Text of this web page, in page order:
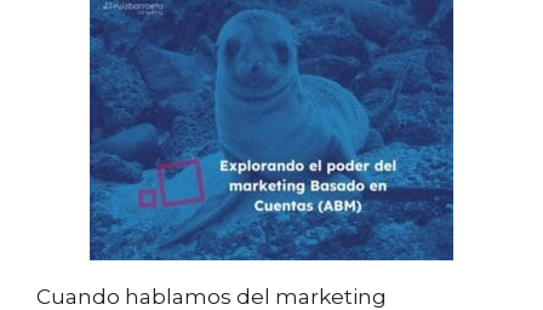
Cuando hablamos del marketing